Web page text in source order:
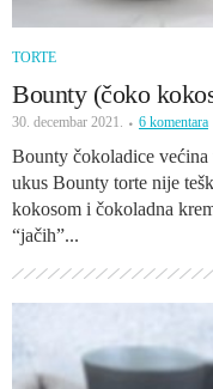
TORTE
Bounty (čoko
30. decembar 2021. 6 komentara
Bounty čokoladice većina
ukus Bounty torte nije
kokosom i čokoladna
“jačih”...